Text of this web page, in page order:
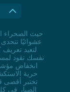
عشوائيًا
لتعيد
انخفاض
حرية
تختبر أقصى
الصبار في